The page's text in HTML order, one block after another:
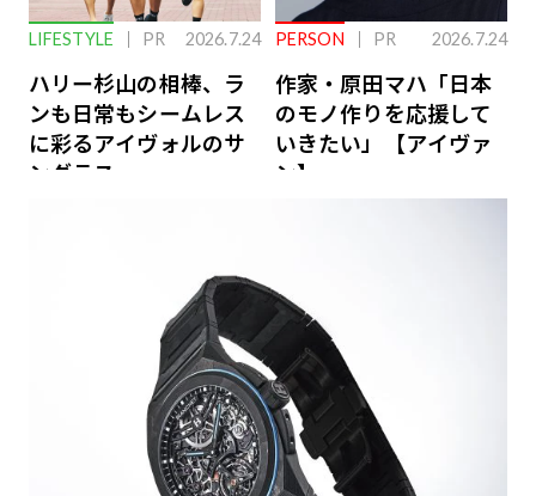
LIFESTYLE PR 2026.7.24
ハリー杉山の相棒、ラ
ンも日常もシームレス
に彩るアイヴォルのサ
ングラス
PERSON PR 2026.7.24
作家・原田マハ「日本
のモノ作りを応援して
いきたい」【アイヴァ
ン】